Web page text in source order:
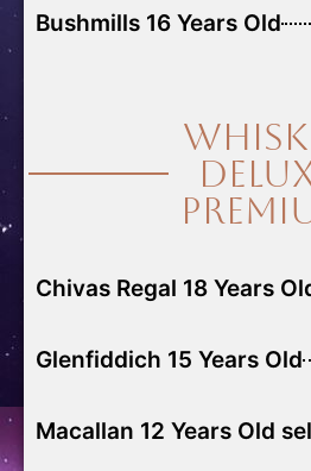
Bushmills 16 Years Old
Chivas Regal 18 Years
Glenfiddich 15 Years Old
Macallan 12 Years Old